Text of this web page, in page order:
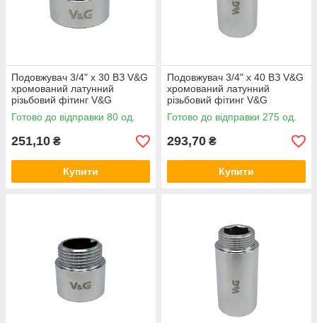
Подовжувач 3/4" x 30 ВЗ V&G
хромований латунний
різьбовий фітинг V&G
(VALOGIN) для
водопостачання та опалення
Готово до відправки 80 од.
251,10 ₴
Купити
Подовжувач 3/4" x 40 ВЗ V&G
хромований латунний
різьбовий фітинг V&G
(VALOGIN) для
водопостачання та опалення
Готово до відправки 275 од.
293,70 ₴
Купити